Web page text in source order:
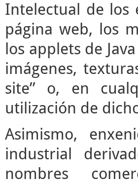
Intelectual de los
página web, los
los applets de
imágenes,
site” o, en
utilización de
Asimismo,
industrial
nombres